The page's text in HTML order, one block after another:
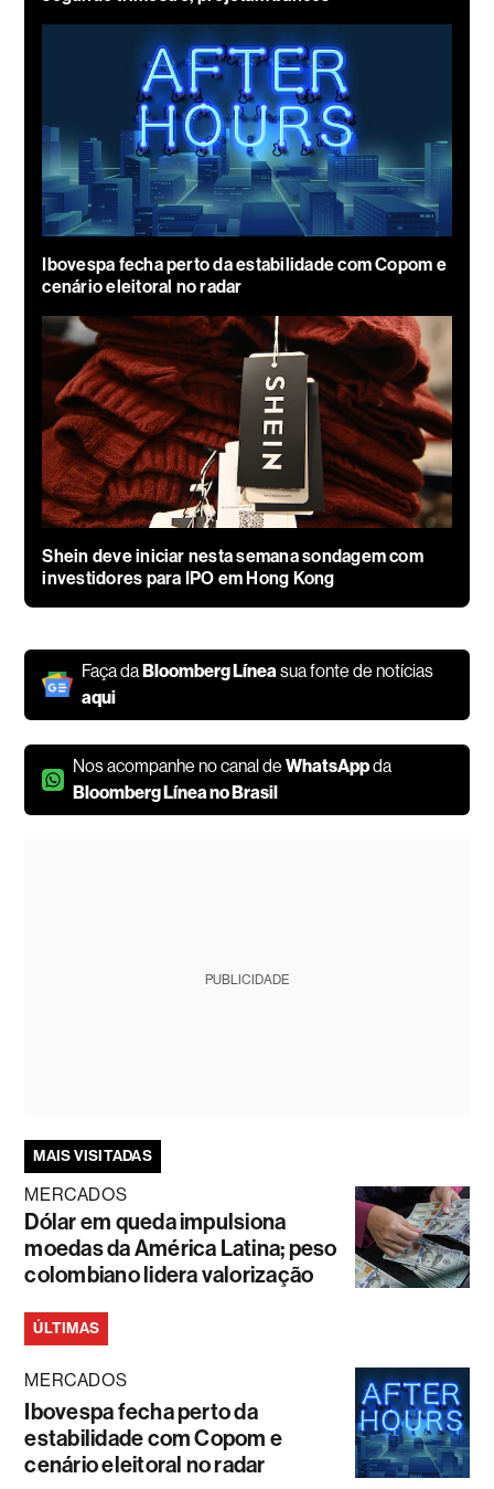
Ibovespa fecha perto da estabilidade com Copom e
cenário eleitoral no radar
Shein deve iniciar nesta semana sondagem com
investidores para IPO em Hong Kong
Faça daBloomberg Línea sua fonte de notícias
aqui
Nos acompanhe no canal deWhatsAppda
Bloomberg Línea no Brasil
PUBLICIDADE
MAIS VISITADAS
MERCADOS
Dólar em queda impulsiona
moedas da América Latina; peso
colombiano lidera valorização
ÚLTIMAS
MERCADOS
Ibovespa fecha perto da
estabilidade com Copom e
cenário eleitoral no radar